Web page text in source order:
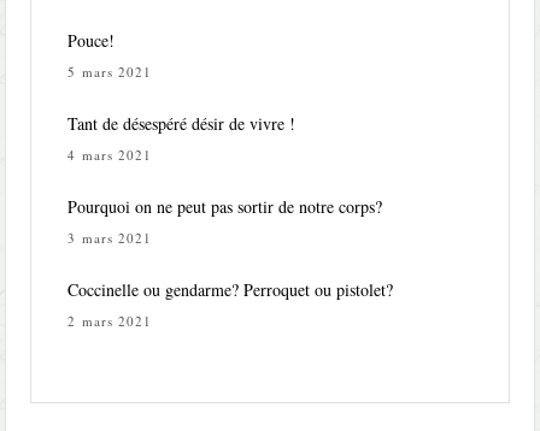
Pouce!
5 mars 2021
Tant de désespéré désir de vivre !
4 mars 2021
Pourquoi on ne peut pas sortir de notre corps?
3 mars 2021
Coccinelle ou gendarme? Perroquet ou pistolet?
2 mars 2021